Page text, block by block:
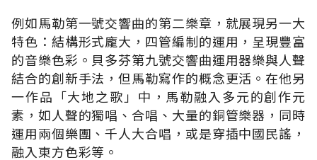
例如馬勒第一號交響曲的第二樂章，就展現另一大
特色：結構形式龐大，四管編制的運用，呈現豐富
的音樂色彩。貝多芬第九號交響曲運用器樂與人聲
結合的創新手法，但馬勒寫作的概念更活。在他另
一作品「大地之歌」中，馬勒融入多元的創作元
素，如人聲的獨唱、合唱、大量的銅管樂器，同時
運用兩個樂團、千人大合唱，或是穿插中國民謠，
融入東方色彩等。